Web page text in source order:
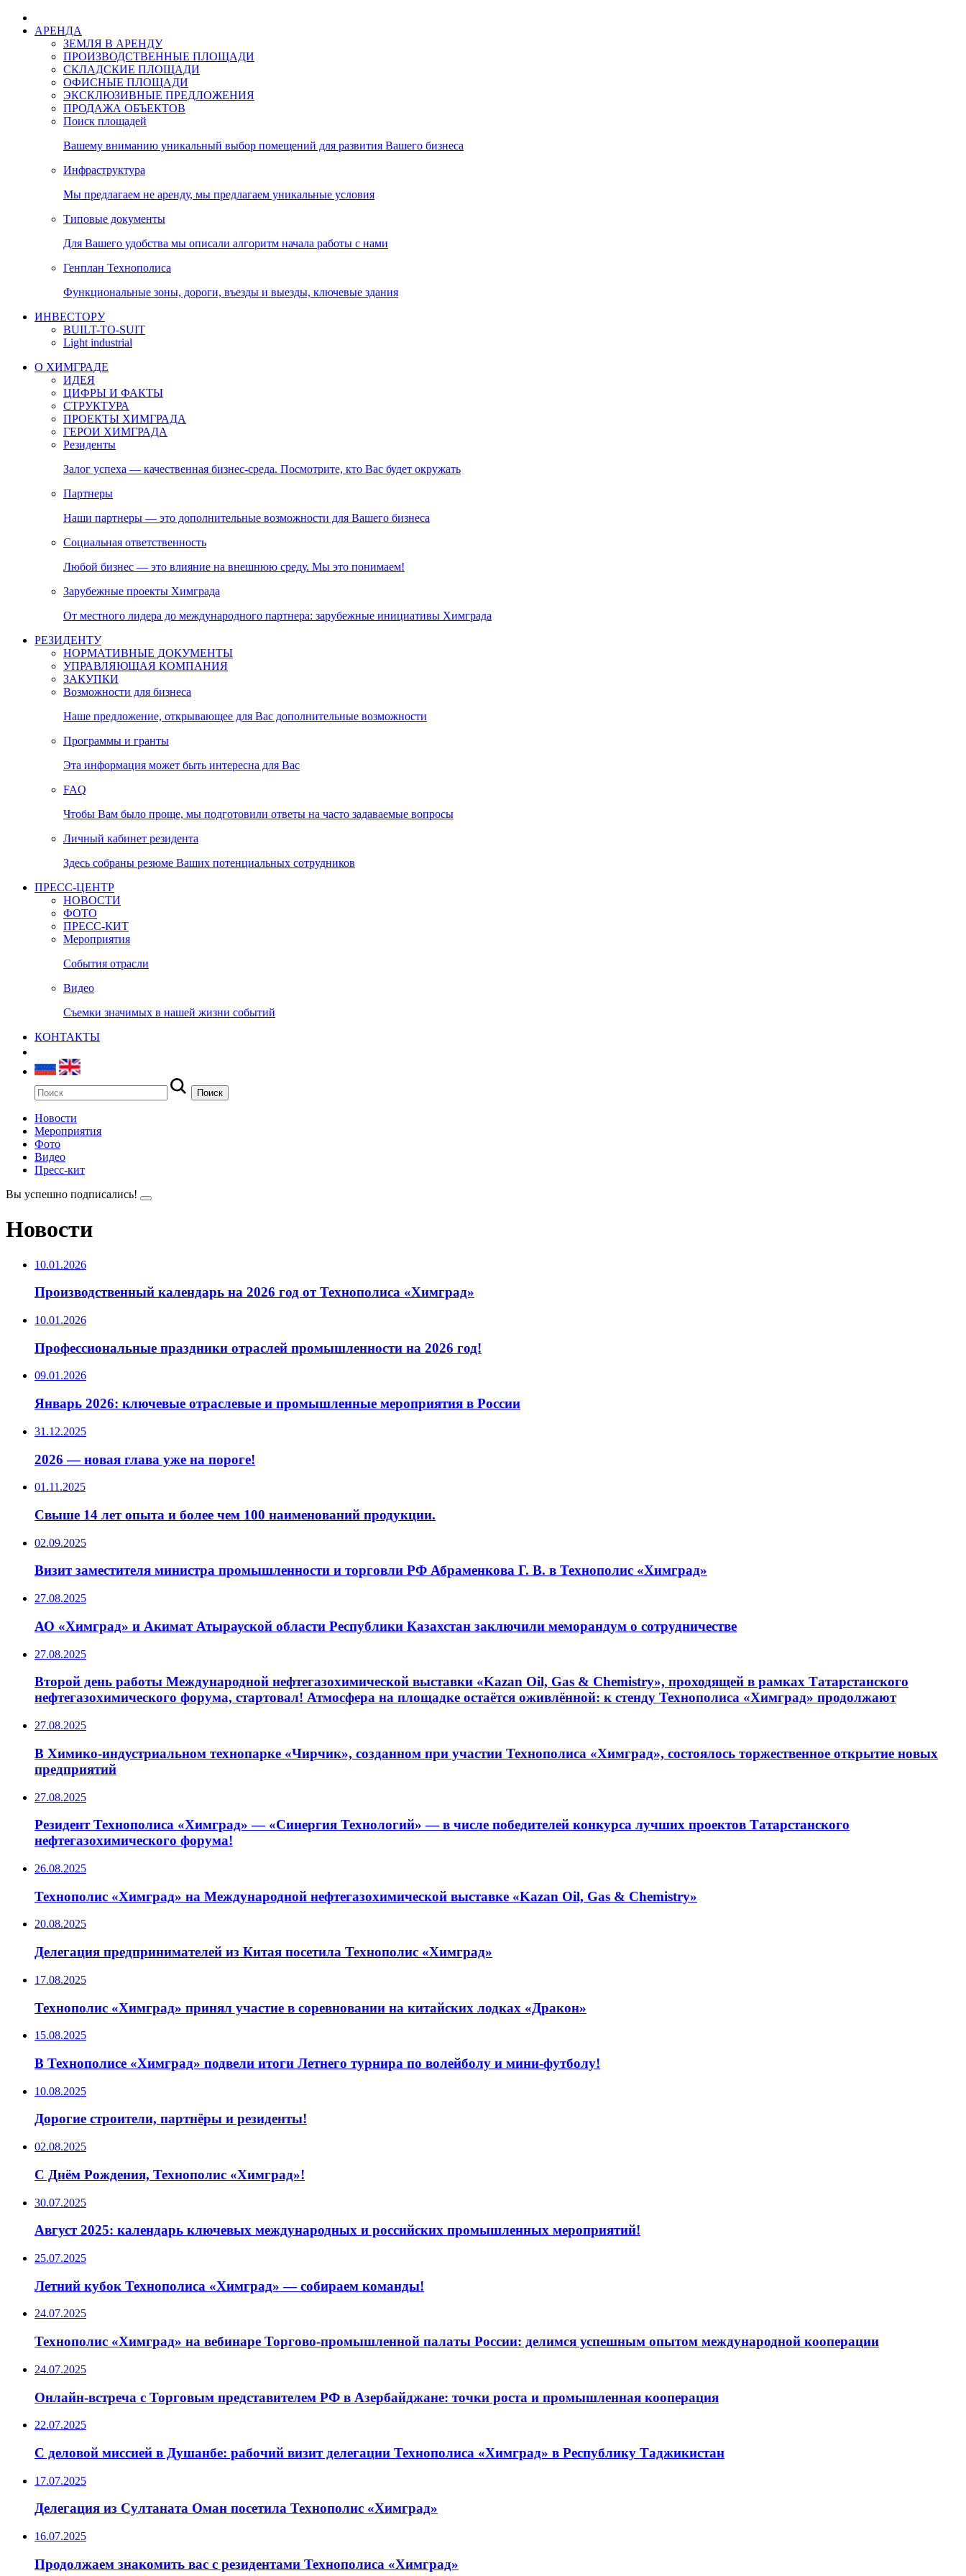
АРЕНДА
ЗЕМЛЯ В АРЕНДУ
ПРОИЗВОДСТВЕННЫЕ ПЛОЩАДИ
СКЛАДСКИЕ ПЛОЩАДИ
ОФИСНЫЕ ПЛОЩАДИ
ЭКСКЛЮЗИВНЫЕ ПРЕДЛОЖЕНИЯ
ПРОДАЖА ОБЪЕКТОВ
Поиск площадей
Вашему вниманию уникальный выбор помещений для развития Вашего бизнеса
Инфраструктура
Мы предлагаем не аренду, мы предлагаем уникальные условия
Типовые документы
Для Вашего удобства мы описали алгоритм начала работы с нами
Генплан Технополиса
Функциональные зоны, дороги, въезды и выезды, ключевые здания
ИНВЕСТОРУ
BUILT-TO-SUIT
Light industrial
О ХИМГРАДЕ
ИДЕЯ
ЦИФРЫ И ФАКТЫ
СТРУКТУРА
ПРОЕКТЫ ХИМГРАДА
ГЕРОИ ХИМГРАДА
Резиденты
Залог успеха — качественная бизнес-среда. Посмотрите, кто Вас будет окружать
Партнеры
Наши партнеры — это дополнительные возможности для Вашего бизнеса
Социальная ответственность
Любой бизнес — это влияние на внешнюю среду. Мы это понимаем!
Зарубежные проекты Химграда
От местного лидера до международного партнера: зарубежные инициативы Химграда
РЕЗИДЕНТУ
НОРМАТИВНЫЕ ДОКУМЕНТЫ
УПРАВЛЯЮЩАЯ КОМПАНИЯ
ЗАКУПКИ
Возможности для бизнеса
Наше предложение, открывающее для Вас дополнительные возможности
Программы и гранты
Эта информация может быть интересна для Вас
FAQ
Чтобы Вам было проще, мы подготовили ответы на часто задаваемые вопросы
Личный кабинет резидента
Здесь собраны резюме Ваших потенциальных сотрудников
ПРЕСС-ЦЕНТР
НОВОСТИ
ФОТО
ПРЕСС-КИТ
Мероприятия
События отрасли
Видео
Съемки значимых в нашей жизни событий
КОНТАКТЫ
Новости
Мероприятия
Фото
Видео
Пресс-кит
Вы успешно подписались!
Новости
10.01.2026
Производственный календарь на 2026 год от Технополиса «Химград»
10.01.2026
Профессиональные праздники отраслей промышленности на 2026 год!
09.01.2026
Январь 2026: ключевые отраслевые и промышленные мероприятия в России
31.12.2025
2026 — новая глава уже на пороге!
01.11.2025
Свыше 14 лет опыта и более чем 100 наименований продукции.
02.09.2025
Визит заместителя министра промышленности и торговли РФ Абраменкова Г. В. в Технополис «Химград»
27.08.2025
АО «Химград» и Акимат Атырауской области Республики Казахстан заключили меморандум о сотрудничестве
27.08.2025
Второй день работы Международной нефтегазохимической выставки «Kazan Oil, Gas & Chemistry», проходящей в рамках Татарстанского
нефтегазохимического форума, стартовал! Атмосфера на площадке остаётся оживлённой: к стенду Технополиса «Химград» продолжают
27.08.2025
В Химико-индустриальном технопарке «Чирчик», созданном при участии Технополиса «Химград», состоялось торжественное открытие новых
предприятий
27.08.2025
Резидент Технополиса «Химград» — «Синергия Технологий» — в числе победителей конкурса лучших проектов Татарстанского
нефтегазохимического форума!
26.08.2025
Технополис «Химград» на Международной нефтегазохимической выставке «Kazan Oil, Gas & Chemistry»
20.08.2025
Делегация предпринимателей из Китая посетила Технополис «Химград»
17.08.2025
Технополис «Химград» принял участие в соревновании на китайских лодках «Дракон»
15.08.2025
В Технополисе «Химград» подвели итоги Летнего турнира по волейболу и мини-футболу!
10.08.2025
Дорогие строители, партнёры и резиденты!
02.08.2025
С Днём Рождения, Технополис «Химград»!
30.07.2025
Август 2025: календарь ключевых международных и российских промышленных мероприятий!
25.07.2025
Летний кубок Технополиса «Химград» — собираем команды!
24.07.2025
Технополис «Химград» на вебинаре Торгово-промышленной палаты России: делимся успешным опытом международной кооперации
24.07.2025
Онлайн-встреча с Торговым представителем РФ в Азербайджане: точки роста и промышленная кооперация
22.07.2025
С деловой миссией в Душанбе: рабочий визит делегации Технополиса «Химград» в Республику Таджикистан
17.07.2025
Делегация из Султаната Оман посетила Технополис «Химград»
16.07.2025
Продолжаем знакомить вас с резидентами Технополиса «Химград»